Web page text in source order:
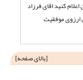
کنید اقای فرزاد
ارزوی موفقیت
[بالای صفحه]